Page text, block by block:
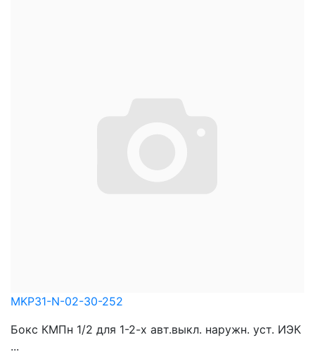
MKP31-N-02-30-252
Бокс КМПн 1/2 для 1-2-х авт.выкл. наружн. уст. ИЭК
...